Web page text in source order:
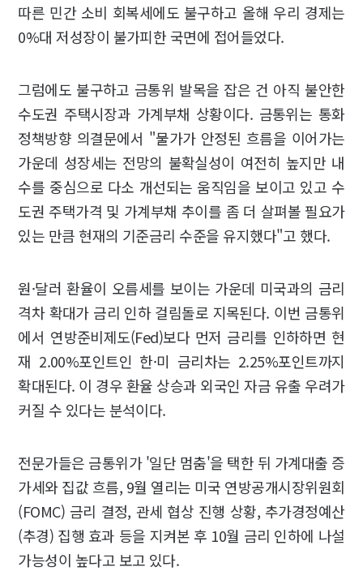
따른 민간 소비 회복세에도 불구하고 올해 우리 경제는
0%대 저성장이 불가피한 국면에 접어들었다.
그럼에도 불구하고 금통위 발목을 잡은 건 아직 불안한
수도권 주택시장과 가계부채 상황이다. 금통위는 통화
정책방향 의결문에서 "물가가 안정된 흐름을 이어가는
가운데 성장세는 전망의 불확실성이 여전히 높지만 내
수를 중심으로 다소 개선되는 움직임을 보이고 있고 수
도권 주택가격 및 가계부채 추이를 좀 더 살펴볼 필요가
있는 만큼 현재의 기준금리 수준을 유지했다"고 했다.
원·달러 환율이 오름세를 보이는 가운데 미국과의 금리
격차 확대가 금리 인하 걸림돌로 지목된다. 이번 금통위
에서 연방준비제도(Fed)보다 먼저 금리를 인하하면 현
재 2.00%포인트인 한·미 금리차는 2.25%포인트까지
확대된다. 이 경우 환율 상승과 외국인 자금 유출 우려가
커질 수 있다는 분석이다.
전문가들은 금통위가 '일단 멈춤'을 택한 뒤 가계대출 증
가세와 집값 흐름, 9월 열리는 미국 연방공개시장위원회
(FOMC) 금리 결정, 관세 협상 진행 상황, 추가경정예산
(추경) 집행 효과 등을 지켜본 후 10월 금리 인하에 나설
가능성이 높다고 보고 있다.